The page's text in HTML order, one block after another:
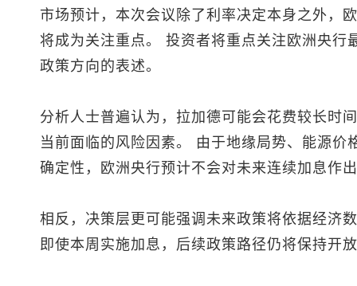
市场预计，本次会议除了利率决定本身之外，
将成为关注重点。 投资者将重点关注欧洲央行
政策方向的表述。
分析人士普遍认为，拉加德可能会花费较长时
当前面临的风险因素。 由于地缘局势、能源价
确定性，欧洲央行预计不会对未来连续加息作
相反，决策层更可能强调未来政策将依据经济
即使本周实施加息，后续政策路径仍将保持开